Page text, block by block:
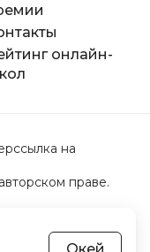
онлайн-
на
праве.